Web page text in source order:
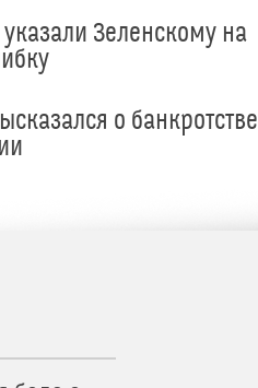
Зеленскому на
о банкротстве